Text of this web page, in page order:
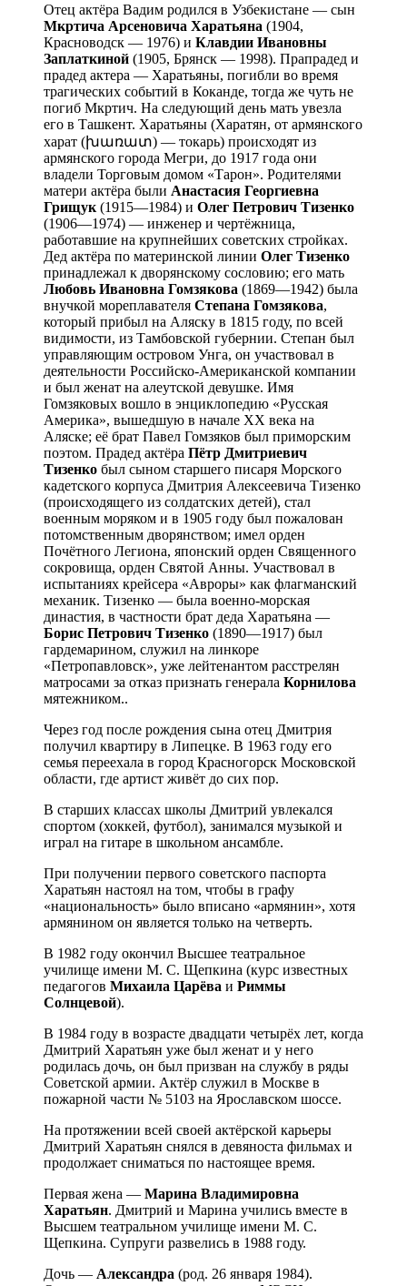
Отец актёра Вадим родился в Узбекистане — сын
Мкртича Арсеновича Харатьяна (1904,
Красноводск — 1976) и Клавдии Ивановны
Заплаткиной (1905, Брянск — 1998). Прапрадед и
прадед актера — Харатьяны, погибли во время
трагических событий в Коканде, тогда же чуть не
погиб Мкртич. На следующий день мать увезла
его в Ташкент. Харатьяны (Харатян, от армянского
харат (խառատ) — токарь) происходят из
армянского города Мегри, до 1917 года они
владели Торговым домом «Тарон». Родителями
матери актёра были Анастасия Георгиевна
Грищук (1915—1984) и Олег Петрович Тизенко
(1906—1974) — инженер и чертёжница,
работавшие на крупнейших советских стройках.
Дед актёра по материнской линии Олег Тизенко
принадлежал к дворянскому сословию; его мать
Любовь Ивановна Гомзякова (1869—1942) была
внучкой мореплавателя Степана Гомзякова,
который прибыл на Аляску в 1815 году, по всей
видимости, из Тамбовской губернии. Степан был
управляющим островом Унга, он участвовал в
деятельности Российско-Американской компании
и был женат на алеутской девушке. Имя
Гомзяковых вошло в энциклопедию «Русская
Америка», вышедшую в начале ХХ века на
Аляске; её брат Павел Гомзяков был приморским
поэтом. Прадед актёра Пётр Дмитриевич
Тизенко был сыном старшего писаря Морского
кадетского корпуса Дмитрия Алексеевича Тизенко
(происходящего из солдатских детей), стал
военным моряком и в 1905 году был пожалован
потомственным дворянством; имел орден
Почётного Легиона, японский орден Священного
сокровища, орден Святой Анны. Участвовал в
испытаниях крейсера «Авроры» как флагманский
механик. Тизенко — была военно-морская
династия, в частности брат деда Харатьяна —
Борис Петрович Тизенко (1890—1917) был
гардемарином, служил на линкоре
«Петропавловск», уже лейтенантом расстрелян
матросами за отказ признать генерала Корнилова
мятежником..
Через год после рождения сына отец Дмитрия
получил квартиру в Липецке. В 1963 году его
семья переехала в город Красногорск Московской
области, где артист живёт до сих пор.
В старших классах школы Дмитрий увлекался
спортом (хоккей, футбол), занимался музыкой и
играл на гитаре в школьном ансамбле.
При получении первого советского паспорта
Харатьян настоял на том, чтобы в графу
«национальность» было вписано «армянин», хотя
армянином он является только на четверть.
В 1982 году окончил Высшее театральное
училище имени М. С. Щепкина (курс известных
педагогов Михаила Царёва и Риммы
Солнцевой).
В 1984 году в возрасте двадцати четырёх лет, когда
Дмитрий Харатьян уже был женат и у него
родилась дочь, он был призван на службу в ряды
Советской армии. Актёр служил в Москве в
пожарной части № 5103 на Ярославском шоссе.
На протяжении всей своей актёрской карьеры
Дмитрий Харатьян снялся в девяноста фильмах и
продолжает сниматься по настоящее время.
Первая жена — Марина Владимировна
Харатьян. Дмитрий и Марина учились вместе в
Высшем театральном училище имени М. С.
Щепкина. Супруги развелись в 1988 году.
Дочь — Александра (род. 26 января 1984).